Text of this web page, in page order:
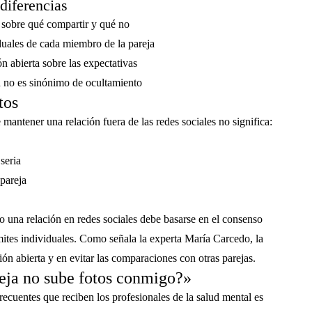
qué compartir y qué no
de cada miembro de la pareja
abierta sobre las expectativas
es sinónimo de ocultamiento
una relación fuera de las redes sociales no significa:
relación en redes sociales debe basarse en el consenso
individuales. Como señala la experta María Carcedo, la
abierta y en evitar las comparaciones con otras parejas.
no sube fotos conmigo?»
que reciben los profesionales de la salud mental es